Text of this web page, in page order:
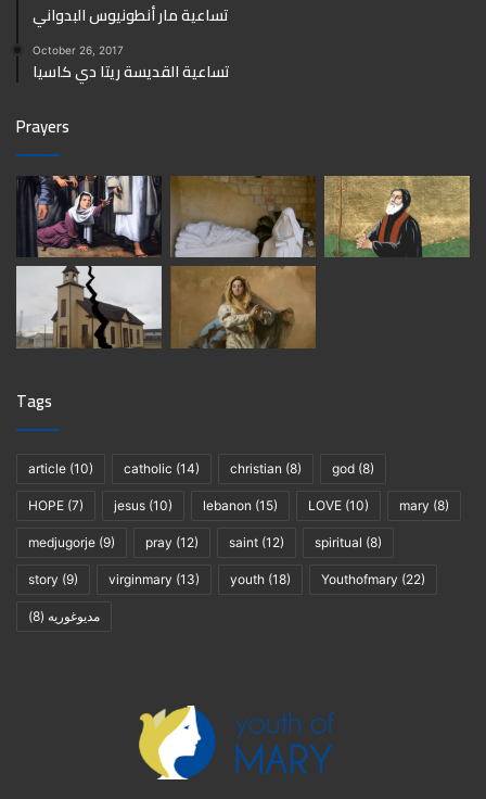
تساعية مار أنطونيوس البدواني
October 26, 2017
تساعية القديسة ريتا دي كاسيا
Prayers
Tags
article (10) catholic (14) christian (8) god (8)
HOPE (7) jesus (10) lebanon (15) LOVE (10) mary (8)
medjugorje (9) pray (12) saint (12) spiritual (8)
story (9) virginmary (13) youth (18) Youthofmary (22)
مديوغوريه (8)